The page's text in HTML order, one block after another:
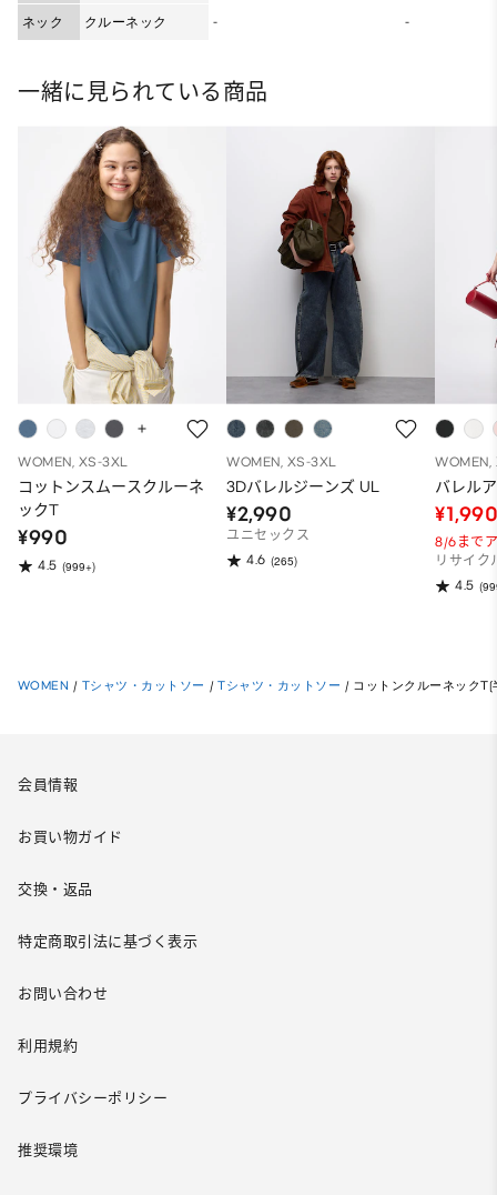
ネック クルーネック - -
一緒に見られている商品
WOMEN, XS-3XL
コットンスムースクルーネ
ックT
¥990
4.5 (999+)
WOMEN, XS-3XL
3Dバレルジーンズ UL
¥2,990
ユニセックス
4.6 (265)
WOMEN,
バレル
8/6まで
リサイク
4.5
WOMEN / Tシャツ・カットソー / Tシャツ・カットソー / コットンクルーネックT(
会員情報
お買い物ガイド
交換・返品
特定商取引法に基づく表示
お問い合わせ
利用規約
プライバシーポリシー
推奨環境